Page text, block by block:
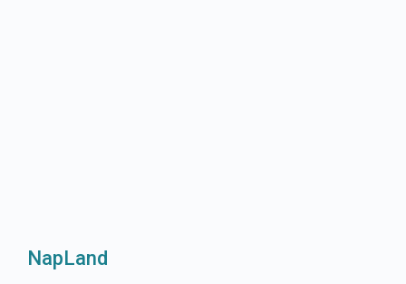
NapLand